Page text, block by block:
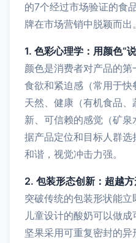
的7个经过市场验证的食
牌在市场营销中脱颖而出。
1. 色彩心理学：用颜色“
颜色是消费者对产品的
食欲和紧迫感（常用于
天然、健康（有机食品
新、可信赖的感觉（矿
据产品定位和目标人群
和谐，视觉冲击力强。
2. 包装形态创新：超越
突破传统的包装形状能
儿童设计的酸奶可以做
坚果采用可重复密封的